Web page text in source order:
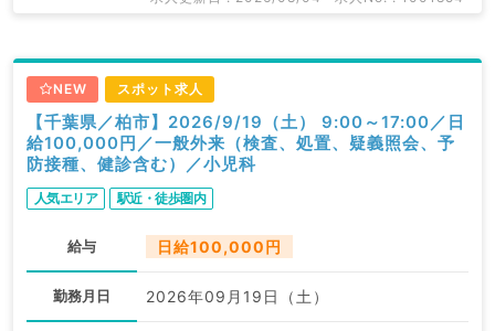
NEW スポット求人
【千葉県／柏市】2026/9/19（土） 9:00～17:00／日
給100,000円／一般外来（検査、処置、疑義照会、予
防接種、健診含む）／小児科
人気エリア 駅近・徒歩圏内
給与 日給100,000円
勤務月日 2026年09月19日（土）